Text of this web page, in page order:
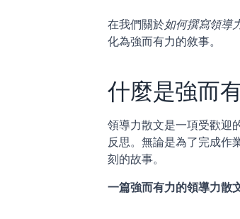
在我們關於如何撰寫領導
化為強而有力的敘事。
什麼是強而
領導力散文是一項受歡迎
反思。無論是為了完成作
刻的故事。
一篇強而有力的領導力散